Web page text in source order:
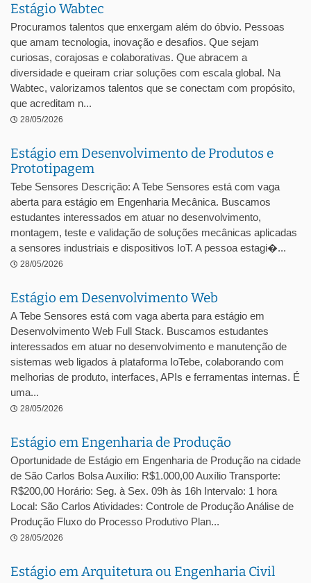
Estágio Wabtec
Procuramos talentos que enxergam além do óbvio. Pessoas
que amam tecnologia, inovação e desafios. Que sejam
curiosas, corajosas e colaborativas. Que abracem a
diversidade e queiram criar soluções com escala global. Na
Wabtec, valorizamos talentos que se conectam com propósito,
que acreditam n...
28/05/2026
Estágio em Desenvolvimento de Produtos e
Prototipagem
Tebe Sensores Descrição: A Tebe Sensores está com vaga
aberta para estágio em Engenharia Mecânica. Buscamos
estudantes interessados em atuar no desenvolvimento,
montagem, teste e validação de soluções mecânicas aplicadas
a sensores industriais e dispositivos IoT. A pessoa estagi�...
28/05/2026
Estágio em Desenvolvimento Web
A Tebe Sensores está com vaga aberta para estágio em
Desenvolvimento Web Full Stack. Buscamos estudantes
interessados em atuar no desenvolvimento e manutenção de
sistemas web ligados à plataforma IoTebe, colaborando com
melhorias de produto, interfaces, APIs e ferramentas internas. É
uma...
28/05/2026
Estágio em Engenharia de Produção
Oportunidade de Estágio em Engenharia de Produção na cidade
de São Carlos Bolsa Auxílio: R$1.000,00 Auxílio Transporte:
R$200,00 Horário: Seg. à Sex. 09h às 16h Intervalo: 1 hora
Local: São Carlos Atividades: Controle de Produção Análise de
Produção Fluxo do Processo Produtivo Plan...
28/05/2026
Estágio em Arquitetura ou Engenharia Civil